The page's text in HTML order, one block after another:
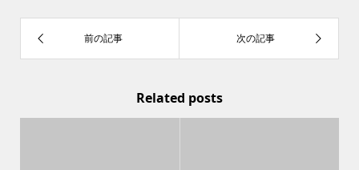
Related posts